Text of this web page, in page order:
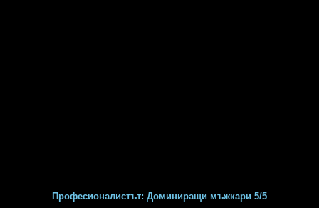
Професионалистът: Доминиращи мъжкари 5/5